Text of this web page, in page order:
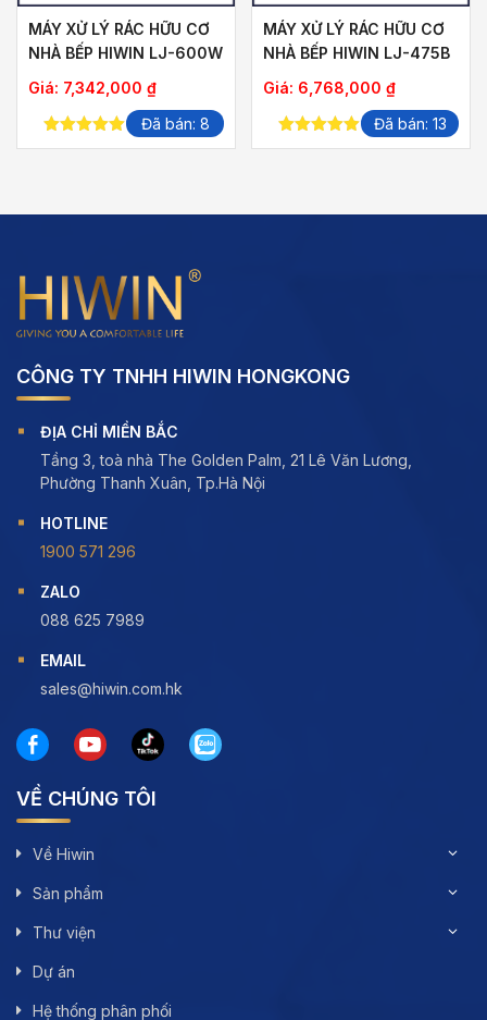
MÁY XỬ LÝ RÁC HỮU CƠ
NHÀ BẾP HIWIN LJ-600W
Giá: 7,342,000 ₫
5.00out of
Đã bán: 8
MÁY XỬ LÝ RÁC HỮU CƠ
NHÀ BẾP HIWIN LJ-475B
Giá: 6,768,000 ₫
5.00out of
Đã bán: 13
CÔNG TY TNHH HIWIN HONGKONG
ĐỊA CHỈ MIỀN BẮC
Tầng 3, toà nhà The Golden Palm, 21 Lê Văn Lương,
Phường Thanh Xuân, Tp.Hà Nội
HOTLINE
1900 571 296
ZALO
088 625 7989
EMAIL
sales@hiwin.com.hk
VỀ CHÚNG TÔI
Về Hiwin
Sản phẩm
Thư viện
Dự án
Hệ thống phân phối